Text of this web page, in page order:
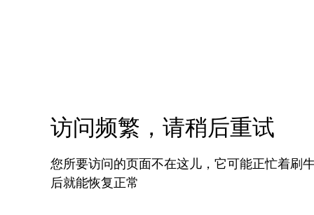
访问频繁，请稍后重试
您所要访问的页面不在这儿，它可能正忙着刷
后就能恢复正常